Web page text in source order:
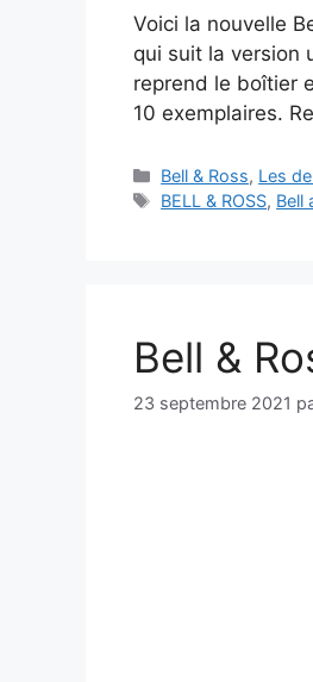
Voici la nouvelle
qui suit la version
reprend le boîtier
10 exemplaires.
Catégories
Bell & Ross, Les
Étiquettes
BELL & ROSS, Bell
Bell &
23 septembre 2021